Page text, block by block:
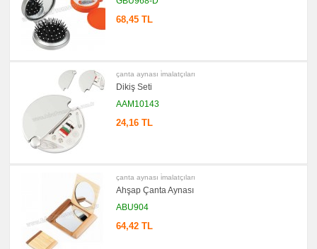
68,45 TL
çanta aynası i̇malatçıları
Dikiş Seti
AAM10143
24,16 TL
çanta aynası i̇malatçıları
Ahşap Çanta Aynası
ABU904
64,42 TL